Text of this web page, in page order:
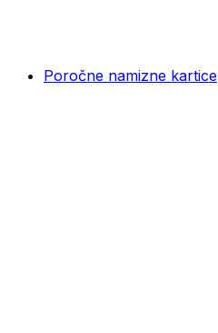
Poročne namizne kartice